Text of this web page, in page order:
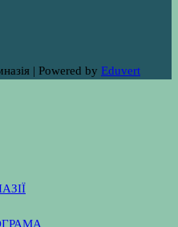
| Powered by Eduvert